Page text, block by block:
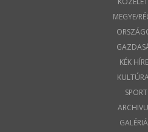
MEGYE/
KÉK
SPORT